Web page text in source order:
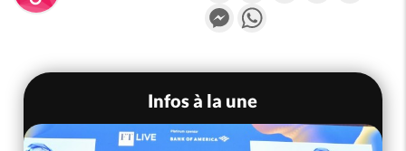
Messenger
Infos à la une